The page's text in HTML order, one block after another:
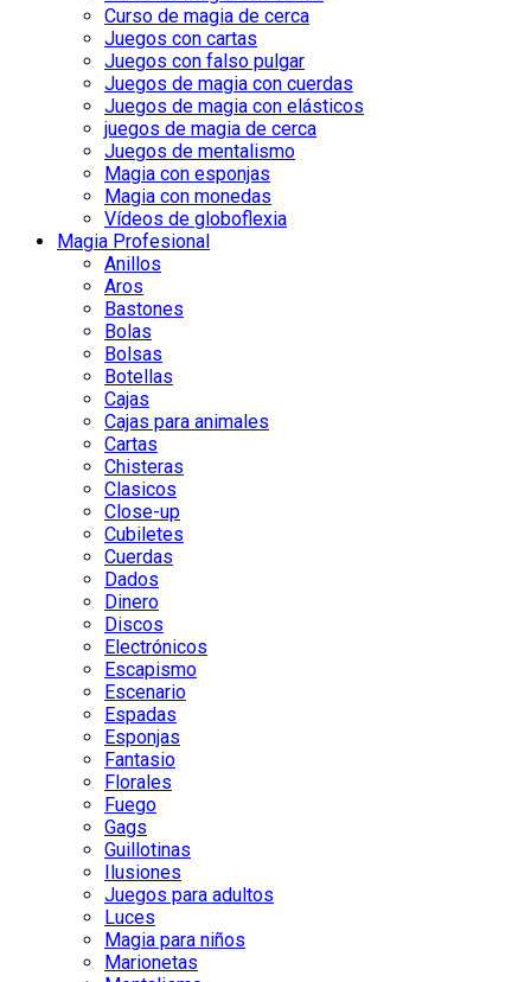
Curso de magia de cerca
Juegos con cartas
Juegos con falso pulgar
Juegos de magia con cuerdas
Juegos de magia con elásticos
juegos de magia de cerca
Juegos de mentalismo
Magia con esponjas
Magia con monedas
Vídeos de globoflexia
Magia Profesional
Anillos
Aros
Bastones
Bolas
Bolsas
Botellas
Cajas
Cajas para animales
Cartas
Chisteras
Clasicos
Close-up
Cubiletes
Cuerdas
Dados
Dinero
Discos
Electrónicos
Escapismo
Escenario
Espadas
Esponjas
Fantasio
Florales
Fuego
Gags
Guillotinas
Ilusiones
Juegos para adultos
Luces
Magia para niños
Marionetas